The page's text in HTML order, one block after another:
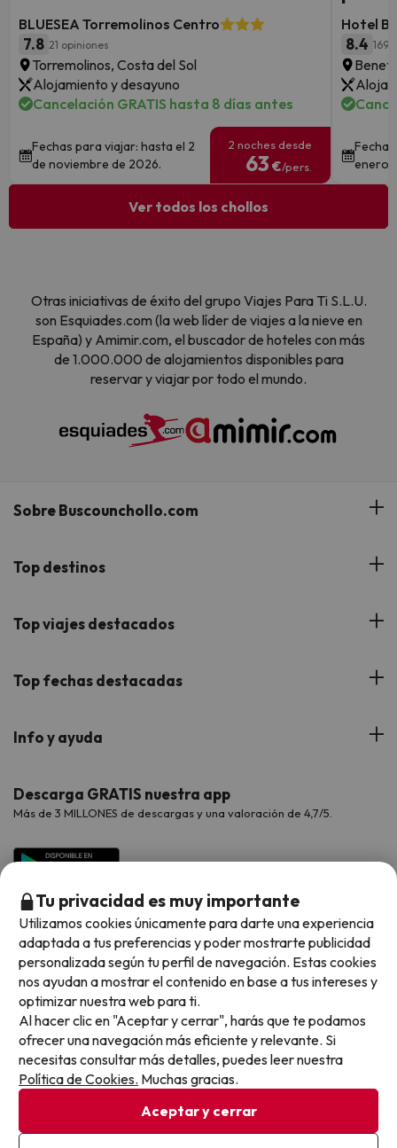
BLUESEA Torremolinos Centro
7.8 21 opiniones
Torremolinos, Costa del Sol
Alojamiento y desayuno
Cancelación GRATIS hasta 8 días antes
Fechas para viajar: hasta el 2
de noviembre de 2026.
2 noches desde
63 €/pers.
Hotel
8.4
enero
Ver todos los chollos
Otras iniciativas de éxito del grupo Viajes Para Ti S.L.U.
son Esquiades.com (la web líder de viajes a la nieve en
España) y Amimir.com, el buscador de hoteles con más
de 1.000.000 de alojamientos disponibles para
reservar y viajar por todo el mundo.
Sobre Buscounchollo.com
¿Quiénes somos?
Buscounchollo en los medios
Proveedores
Viajes para grupos
Top destinos
Hoteles Andalucía
Hoteles Cataluña
Hoteles Galicia
Top viajes destacados
Viajes con Niños
Viajes de Novios
Chollos con Todo Incluido
Chollos en la playa
Chollos con Vuelo Incluido
Hoteles con toboganes
Selección de la Newsletter
Los favoritos de nuestros clientes
Top fechas destacadas
Verano
Vacaciones en Agosto
Vacaciones en Noviembre
Info y ayuda
Contáctanos
Preguntas frecuentes
Descarga GRATIS nuestra app
Más de 3 MILLONES de descargas y una valoración de 4,7/5.
Métodos de pago disponibles
Condiciones generales
Privacidad datos
Tu privacidad es muy importante
Utilizamos cookies únicamente para darte una experiencia
adaptada a tus preferencias y poder mostrarte publicidad
personalizada según tu perfil de navegación. Estas cookies
nos ayudan a mostrar el contenido en base a tus intereses y
optimizar nuestra web para ti.
Al hacer clic en "Aceptar y cerrar", harás que te podamos
ofrecer una navegación más eficiente y relevante. Si
necesitas consultar más detalles, puedes leer nuestra
Política de Cookies. Muchas gracias.
Aceptar y cerrar